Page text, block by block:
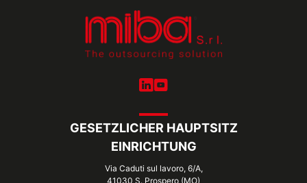
GESETZLICHER HAUPTSITZ
EINRICHTUNG
Via Caduti sul lavoro, 6/A,
41030 S. Prospero (MO)